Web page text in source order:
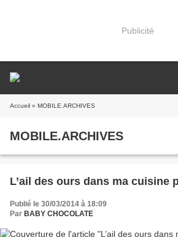
Publicité
Accueil » MOBILE.ARCHIVES
MOBILE.ARCHIVES
L’ail des ours dans ma cuisine
Publié le 30/03/2014 à 18:09
Par BABY CHOCOLATE